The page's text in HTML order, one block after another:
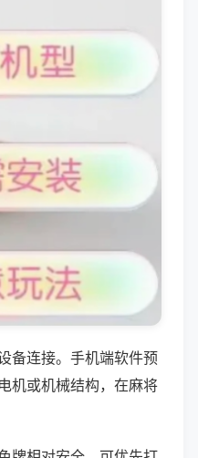
备连接。手机端软件预
机或机械结构，在麻将